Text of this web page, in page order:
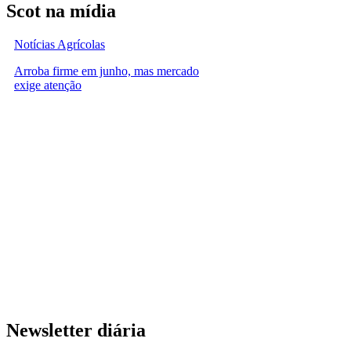
Scot na mídia
Notícias Agrícolas
Arroba firme em junho, mas mercado
exige atenção
Newsletter diária